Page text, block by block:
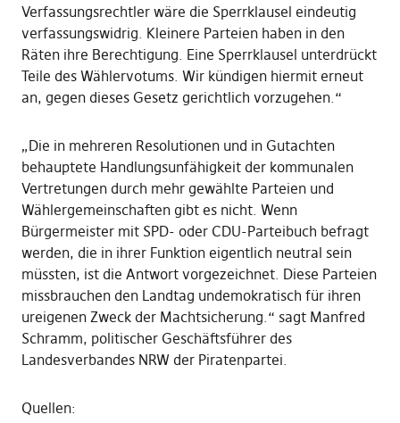
Verfassungsrechtler wäre die Sperrklausel eindeutig
verfassungswidrig. Kleinere Parteien haben in den
Räten ihre Berechtigung. Eine Sperrklausel unterdrückt
Teile des Wählervotums. Wir kündigen hiermit erneut
an, gegen dieses Gesetz gerichtlich vorzugehen.“
„Die in mehreren Resolutionen und in Gutachten
behauptete Handlungsunfähigkeit der kommunalen
Vertretungen durch mehr gewählte Parteien und
Wählergemeinschaften gibt es nicht. Wenn
Bürgermeister mit SPD- oder CDU-Parteibuch befragt
werden, die in ihrer Funktion eigentlich neutral sein
müssten, ist die Antwort vorgezeichnet. Diese Parteien
missbrauchen den Landtag undemokratisch für ihren
ureigenen Zweck der Machtsicherung.“ sagt Manfred
Schramm, politischer Geschäftsführer des
Landesverbandes NRW der Piratenpartei.
Quellen: